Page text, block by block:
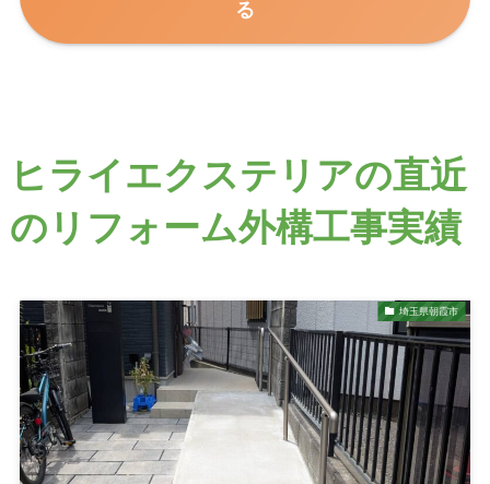
る
ヒライエクステリアの直近
のリフォーム外構工事実績
埼玉県朝霞市